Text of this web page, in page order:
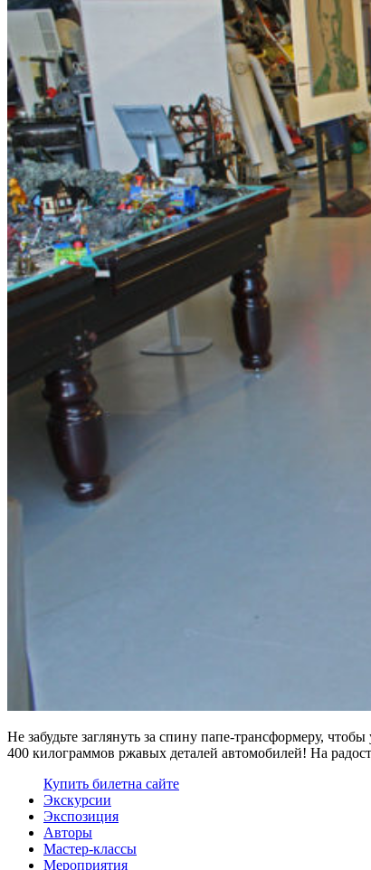
Не забудьте заглянуть за спину папе-трансформеру,
400 килограммов ржавых деталей автомобилей! На
Купить билетна сайте
Экскурсии
Экспозиция
Авторы
Мастер-классы
Мероприятия